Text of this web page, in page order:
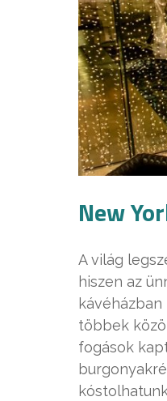
New
A világ
hiszen az
többek
fogások